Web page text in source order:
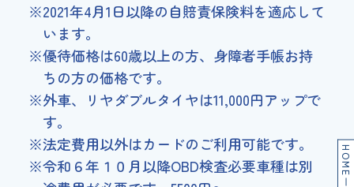
HOME
※2021年4月1日以降の自賠責保険料を適応して
います。
※優待価格は60歳以上の方、身障者手帳お持
ちの方の価格です。
※外車、リヤダブルタイヤは11,000円アップで
す。
※法定費用以外はカードのご利用可能です。
※令和６年１０月以降OBD検査必要車種は別